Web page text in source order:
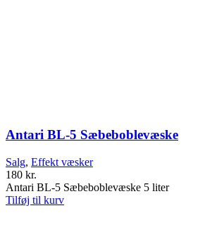
Antari BL-5 Sæbeboblevæske
Salg, Effekt væsker
180 kr.
Antari BL-5 Sæbeboblevæske 5 liter
Tilføj til kurv